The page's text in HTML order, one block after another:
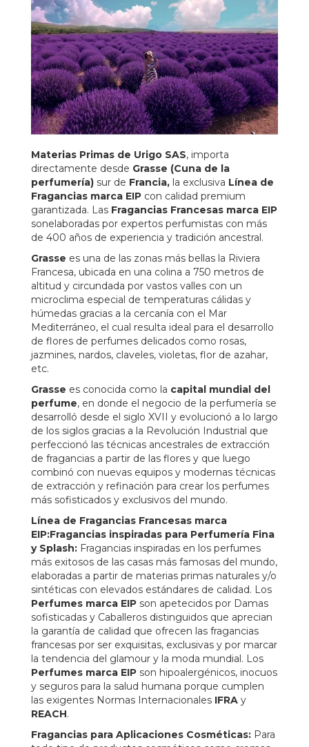
Materias Primas de Urigo SAS, importa
directamente desde Grasse (Cuna de la
perfumería) sur de Francia, la exclusiva Línea de
Fragancias marca EIP con calidad premium
garantizada. Las Fragancias Francesas marca EIP
sonelaboradas por expertos perfumistas con más
de 400 años de experiencia y tradición ancestral.
Grasse es una de las zonas más bellas la Riviera
Francesa, ubicada en una colina a 750 metros de
altitud y circundada por vastos valles con un
microclima especial de temperaturas cálidas y
húmedas gracias a la cercanía con el Mar
Mediterráneo, el cual resulta ideal para el desarrollo
de flores de perfumes delicados como rosas,
jazmines, nardos, claveles, violetas, flor de azahar,
etc.
Grasse es conocida como la capital mundial del
perfume, en donde el negocio de la perfumería se
desarrolló desde el siglo XVII y evolucionó a lo largo
de los siglos gracias a la Revolución Industrial que
perfeccionó las técnicas ancestrales de extracción
de fragancias a partir de las flores y que luego
combinó con nuevas equipos y modernas técnicas
de extracción y refinación para crear los perfumes
más sofisticados y exclusivos del mundo.
Línea de Fragancias Francesas marca
EIP:Fragancias inspiradas para Perfumería Fina
y Splash: Fragancias inspiradas en los perfumes
más exitosos de las casas más famosas del mundo,
elaboradas a partir de materias primas naturales y/o
sintéticas con elevados estándares de calidad. Los
Perfumes marca EIP son apetecidos por Damas
sofisticadas y Caballeros distinguidos que aprecian
la garantía de calidad que ofrecen las fragancias
francesas por ser exquisitas, exclusivas y por marcar
la tendencia del glamour y la moda mundial. Los
Perfumes marca EIP son hipoalergénicos, inocuos
y seguros para la salud humana porque cumplen
las exigentes Normas Internacionales IFRA y
REACH.
Fragancias para Aplicaciones Cosméticas: Para